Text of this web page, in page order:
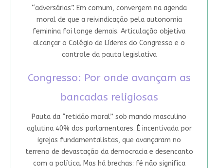
“adversárias”. Em comum, convergem na agenda
moral de que a reivindicação pela autonomia
feminina foi longe demais. Articulação objetiva
alcançar o Colégio de Líderes do Congresso e o
controle da pauta legislativa
Congresso: Por onde avançam as
bancadas religiosas
Pauta da “retidão moral” sob mando masculino
aglutina 40% dos parlamentares. É incentivada por
igrejas fundamentalistas, que avançaram no
terreno de devastação da democracia e desencanto
com a política. Mas há brechas: fé não significa